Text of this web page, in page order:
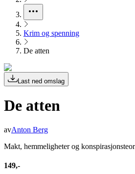
Krim og spenning
De atten
Last ned omslag
De atten
avAnton Berg
Makt, hemmeligheter og
149,-